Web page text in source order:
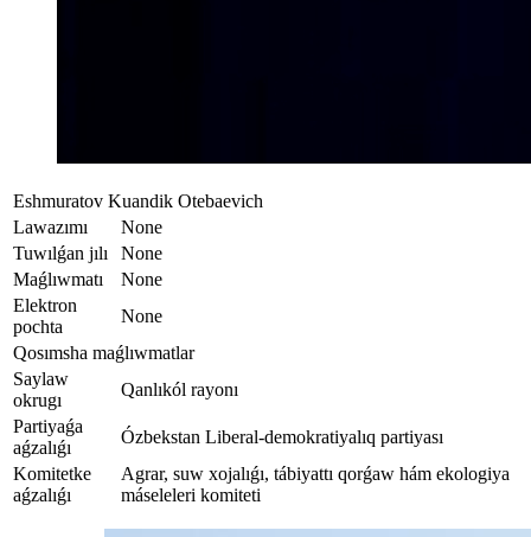
Eshmuratov Kuandik Otebaevich
Lawazımı
None
Tuwılǵan jılı
None
Maǵlıwmatı
None
Elektron
pochta
None
Qosımsha maǵlıwmatlar
Saylaw
okrugı
Qanlıkól rayonı
Partiyaǵa
aǵzalıǵı
Ózbekstan Liberal-demokratiyalıq partiyası
Komitetke
aǵzalıǵı
Agrar, suw xojalıǵı, tábiyattı qorǵaw hám ekologiya
máseleleri komiteti